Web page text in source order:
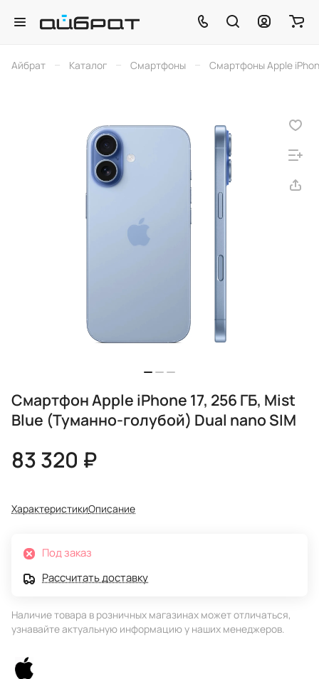
Айбрат – Каталог – Смартфоны – Смартфоны Apple
Смартфон Apple iPhone 17, 256 ГБ, Mist
Blue (Туманно-голубой) Dual nano SIM
83 320 ₽
ХарактеристикиОписание
Под заказ
Рассчитать доставку
Наличие товара в розничных магазинах может отличаться,
узнавайте актуальную информацию у наших менеджеров.